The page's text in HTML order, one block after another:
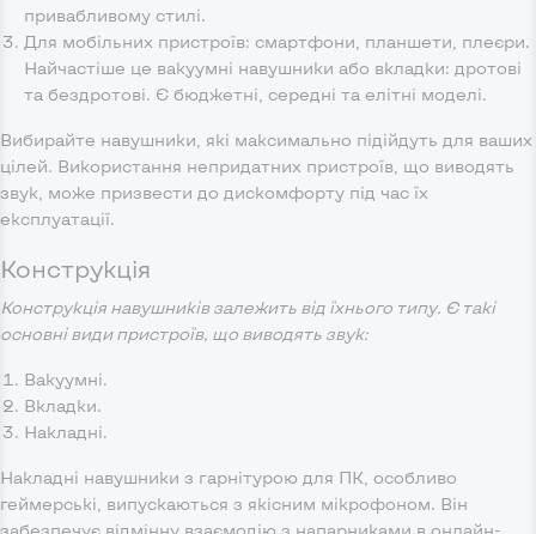
привабливому стилі.
Для мобільних пристроїв: смартфони, планшети, плеєри.
Найчастіше це вакуумні навушники або вкладки: дротові
та бездротові. Є бюджетні, середні та елітні моделі.
Вибирайте навушники, які максимально підійдуть для ваших
цілей. Використання непридатних пристроїв, що виводять
звук, може призвести до дискомфорту під час їх
експлуатації.
Конструкція
Конструкція навушників залежить від їхнього типу. Є такі
основні види пристроїв, що виводять звук:
Вакуумні.
Вкладки.
Накладні.
Накладні навушники з гарнітурою для ПК, особливо
геймерські, випускаються з якісним мікрофоном. Він
забезпечує відмінну взаємодію з напарниками в онлайн-